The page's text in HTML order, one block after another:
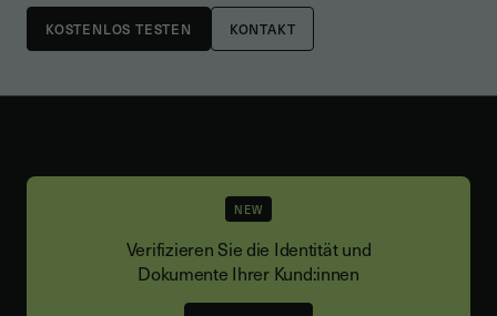
KONTAKT
NEW
Verifizieren Sie die Identität und
Dokumente Ihrer Kund:innen